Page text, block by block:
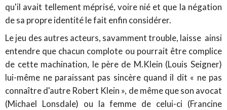
qu'il avait tellement méprisé, voire nié et que la négation
de sa propre identité le fait enfin considérer.
Le jeu des autres acteurs, savamment trouble, laisse ainsi
entendre que chacun complote ou pourrait être complice
de cette machination, le père de M.Klein (Louis Seigner)
lui-même ne paraissant pas sincère quand il dit « ne pas
connaître d'autre Robert Klein », de même que son avocat
(Michael Lonsdale) ou la femme de celui-ci (Francine